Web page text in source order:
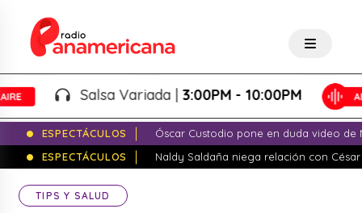
Salsa Variada |3:00PM - 10:00PM
ESPECTÁCULOS
Óscar Custodio pone en duda video de
ESPECTÁCULOS
Naldy Saldaña niega relación con
TIPS Y SALUD